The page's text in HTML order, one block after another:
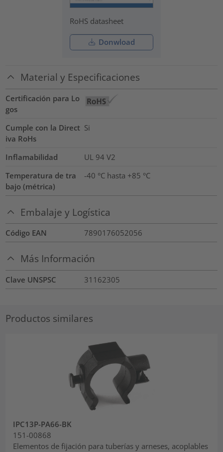
RoHS datasheet
Donwload
Material y Especificaciones
Certificación para Lo
gos
Cumple con la Direct
iva RoHs
Si
Inflamabilidad
UL 94 V2
Temperatura de tra
bajo (métrica)
-40 °C hasta +85 °C
Embalaje y Logística
Código EAN 7890176052056
Más Información
Clave UNSPSC 31162305
Productos similares
IPC13P-PA66-BK
151-00868
Elementos de fijación para tuberías y arneses, acoplables